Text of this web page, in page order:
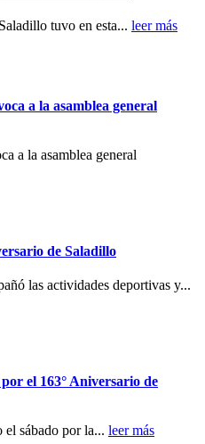
tuvo en esta... leer más
a la asamblea general
a la asamblea general
de Saladillo
las actividades deportivas y...
el 163° Aniversario de
el sábado por la... leer más